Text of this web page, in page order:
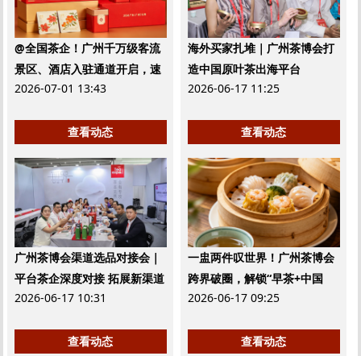
@全国茶企！广州千万级客流
景区、酒店入驻通道开启，速
来！
2026-07-01 13:43
查看动态
海外买家扎堆｜广州茶博会打
造中国原叶茶出海平台
2026-06-17 11:25
查看动态
广州茶博会渠道选品对接会｜
平台茶企深度对接 拓展新渠道
2026-06-17 10:31
查看动态
一盅两件叹世界！广州茶博会
跨界破圈，解锁“早茶+中国
茶”的无限可能
2026-06-17 09:25
查看动态